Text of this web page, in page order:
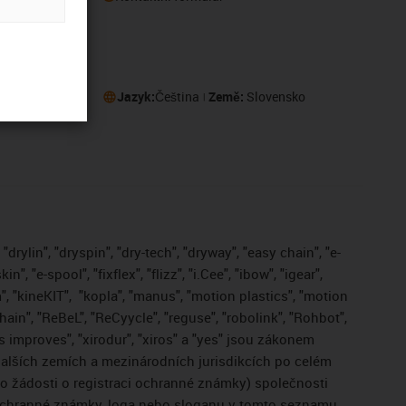
Jazyk:Čeština Země: Slovensko
"dryspin", "dry-tech", "dryway", "easy chain", "e-
"e-spool", "fixflex", "flizz", "i.Cee", "ibow", "igear",
"kineKIT", "kopla", "manus", "motion plastics", "motion
"ReBeL", "ReCyycle", "reguse", "robolink", "Rohbot",
"xirodur", "xiros" a "yes" jsou zákonem
zemích a mezinárodních jurisdikcích po celém
žádosti o registraci ochranné známky) společnosti